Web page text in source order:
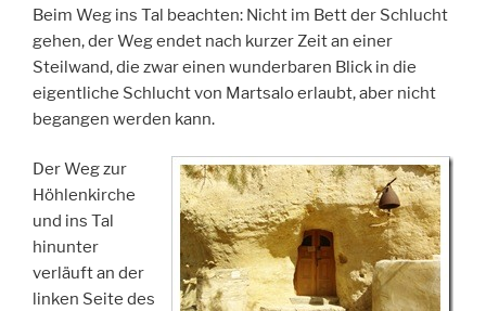
Beim Weg ins Tal beachten: Nicht im Bett der Schlucht
gehen, der Weg endet nach kurzer Zeit an einer
Steilwand, die zwar einen wunderbaren Blick in die
eigentliche Schlucht von Martsalo erlaubt, aber nicht
begangen werden kann.
Der Weg zur
Höhlenkirche
und ins Tal
hinunter
verläuft an der
linken Seite des